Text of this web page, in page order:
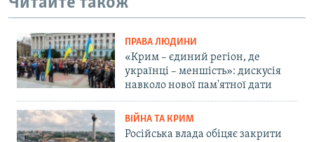
ПРАВА ЛЮДИНИ
«Крим – єдиний регіон, де
українці – меншість»: дискусія
навколо нової пам'ятної дати
ВІЙНА ТА КРИМ
Російська влада обіцяє закрити